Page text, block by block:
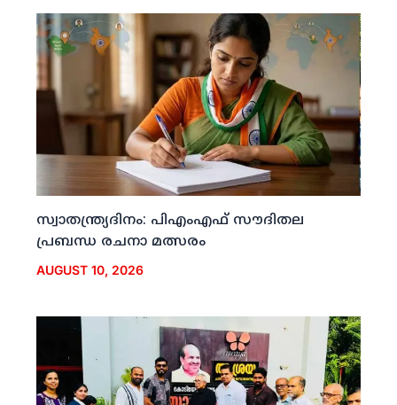
സ്വാതന്ത്ര്യദിനം: പിഎംഎഫ് സൗദിതല
പ്രബന്ധ രചനാ മത്സരം
AUGUST 10, 2026